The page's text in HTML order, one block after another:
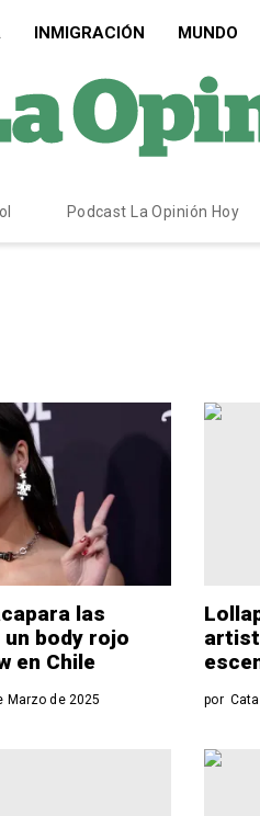
INMIGRACIÓN MUNDO
Podcast La Opinión Hoy
las
body rojo
en Chile
Marzo de 2025 por